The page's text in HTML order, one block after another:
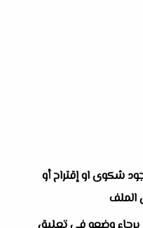
شكوى او إقتراح أو